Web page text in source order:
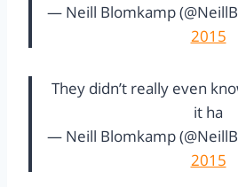
— Neill Blomkamp
2015
They didn’t really even
it ha
— Neill Blomkamp
2015